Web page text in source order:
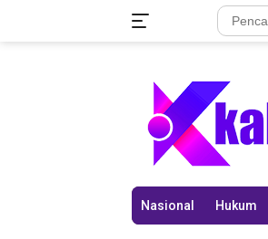
Nasional Hukum